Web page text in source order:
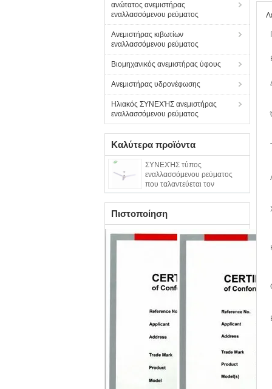
ανώτατος ανεμιστήρας
εναλλασσόμενου ρεύματος
Ανεμιστήρας κιβωτίων
εναλλασσόμενου ρεύματος
Βιομηχανικός ανεμιστήρας ύφους
Ανεμιστήρας υδρονέφωσης
Ηλιακός ΣΥΝΕΧΉΣ ανεμιστήρας
εναλλασσόμενου ρεύματος
Καλύτερα προϊόντα
ΣΥΝΕΧΉΣ τύπος
εναλλασσόμενου ρεύματος
που ταλαντεύεται τον
ανεμιστήρα ΣΥΝΕΧΏΝ
ανώτατων ορίων
Πιστοποίηση